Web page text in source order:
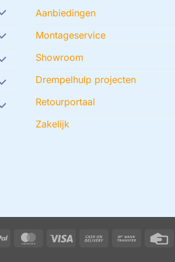
Aanbiedingen
Montageservice
Showroom
Drempelhulp projecten
Retourportaal
Zakelijk
PayPal MasterCard
Visa
Cash
Bank